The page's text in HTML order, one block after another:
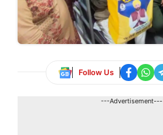
Follow Us
---Advertisement---